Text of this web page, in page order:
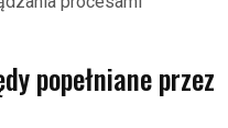
popełniane przez